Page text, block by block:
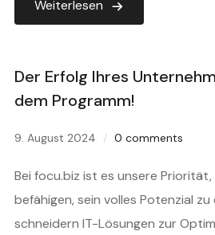
Weiterlesen
Der Erfolg Ihres
dem Programm!
9. August 2024 0 comments
Bei focu.biz ist es unsere
befähigen, sein volles Potenzial
schneidern IT-Lösungen zur